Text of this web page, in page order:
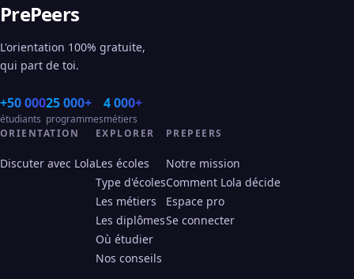
PrePeers
L'orientation 100% gratuite,
qui part de toi.
+50 000
étudiants
25 000+
programmes
4 000+
métiers
ORIENTATION
Discuter avec Lola
EXPLORER
Les écoles
Type d'écoles
Les métiers
Les diplômes
Où étudier
Nos conseils
PREPEERS
Notre mission
Comment Lola décide
Espace pro
Se connecter